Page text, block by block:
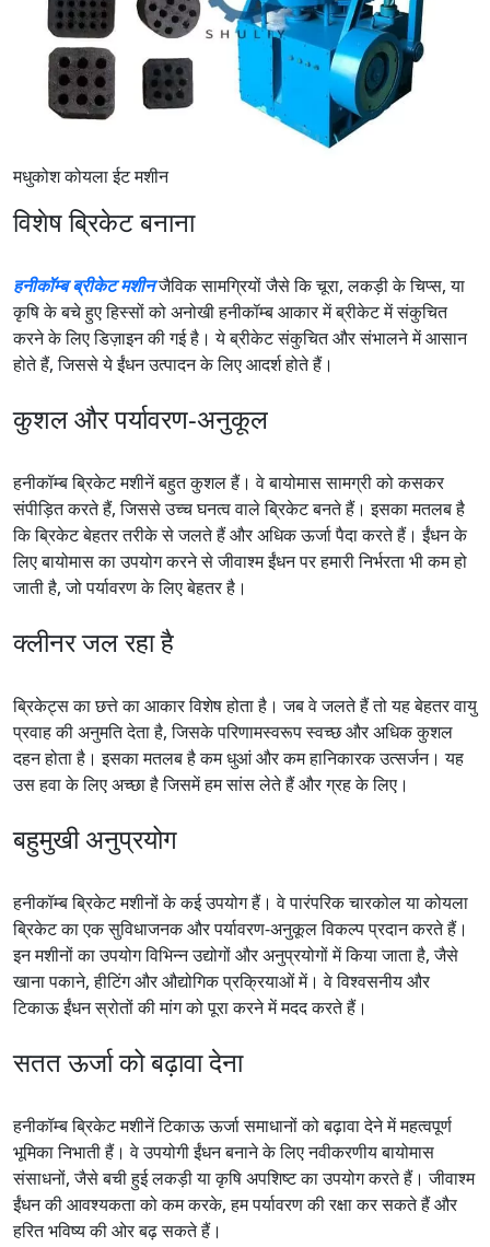
मधुकोश कोयला ईट मशीन
विशेष ब्रिकेट बनाना
हनीकॉम्ब ब्रीकेट मशीनजैविक सामग्रियों जैसे कि चूरा, लकड़ी के चिप्स, या
कृषि के बचे हुए हिस्सों को अनोखी हनीकॉम्ब आकार में ब्रीकेट में संकुचित
करने के लिए डिज़ाइन की गई है। ये ब्रीकेट संकुचित और संभालने में आसान
होते हैं, जिससे ये ईंधन उत्पादन के लिए आदर्श होते हैं।
कुशल और पर्यावरण-अनुकूल
हनीकॉम्ब ब्रिकेट मशीनें बहुत कुशल हैं। वे बायोमास सामग्री को कसकर
संपीड़ित करते हैं, जिससे उच्च घनत्व वाले ब्रिकेट बनते हैं। इसका मतलब है
कि ब्रिकेट बेहतर तरीके से जलते हैं और अधिक ऊर्जा पैदा करते हैं। ईंधन के
लिए बायोमास का उपयोग करने से जीवाश्म ईंधन पर हमारी निर्भरता भी कम हो
जाती है, जो पर्यावरण के लिए बेहतर है।
क्लीनर जल रहा है
ब्रिकेट्स का छत्ते का आकार विशेष होता है। जब वे जलते हैं तो यह बेहतर वायु
प्रवाह की अनुमति देता है, जिसके परिणामस्वरूप स्वच्छ और अधिक कुशल
दहन होता है। इसका मतलब है कम धुआं और कम हानिकारक उत्सर्जन। यह
उस हवा के लिए अच्छा है जिसमें हम सांस लेते हैं और ग्रह के लिए।
बहुमुखी अनुप्रयोग
हनीकॉम्ब ब्रिकेट मशीनों के कई उपयोग हैं। वे पारंपरिक चारकोल या कोयला
ब्रिकेट का एक सुविधाजनक और पर्यावरण-अनुकूल विकल्प प्रदान करते हैं।
इन मशीनों का उपयोग विभिन्न उद्योगों और अनुप्रयोगों में किया जाता है, जैसे
खाना पकाने, हीटिंग और औद्योगिक प्रक्रियाओं में। वे विश्वसनीय और
टिकाऊ ईंधन स्रोतों की मांग को पूरा करने में मदद करते हैं।
सतत ऊर्जा को बढ़ावा देना
हनीकॉम्ब ब्रिकेट मशीनें टिकाऊ ऊर्जा समाधानों को बढ़ावा देने में महत्वपूर्ण
भूमिका निभाती हैं। वे उपयोगी ईंधन बनाने के लिए नवीकरणीय बायोमास
संसाधनों, जैसे बची हुई लकड़ी या कृषि अपशिष्ट का उपयोग करते हैं। जीवाश्म
ईंधन की आवश्यकता को कम करके, हम पर्यावरण की रक्षा कर सकते हैं और
हरित भविष्य की ओर बढ़ सकते हैं।